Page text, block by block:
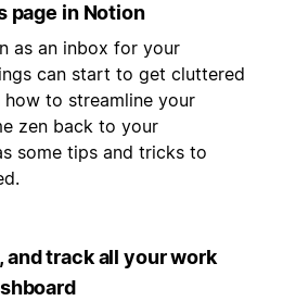
page in Notion
as an inbox for your
can start to get cluttered
to streamline your
zen back to your
some tips and tricks to
and track all your work